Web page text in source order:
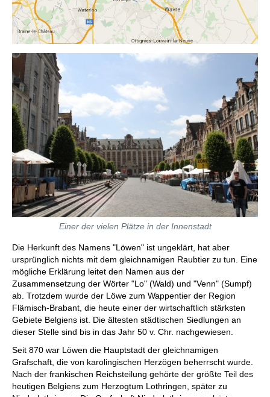
Einer der vielen Plätze in der Innenstadt
Die Herkunft des Namens "Löwen" ist ungeklärt, hat aber
ursprünglich nichts mit dem gleichnamigen Raubtier zu tun. Eine
mögliche Erklärung leitet den Namen aus der
Zusammensetzung der Wörter "Lo" (Wald) und "Venn" (Sumpf)
ab. Trotzdem wurde der Löwe zum Wappentier der Region
Flämisch-Brabant, die heute einer der wirtschaftlich stärksten
Gebiete Belgiens ist. Die ältesten städtischen Siedlungen an
dieser Stelle sind bis in das Jahr 50 v. Chr. nachgewiesen.
Seit 870 war Löwen die Hauptstadt der gleichnamigen
Grafschaft, die von karolingischen Herzögen beherrscht wurde.
Nach der frankischen Reichsteilung gehörte der größte Teil des
heutigen Belgiens zum Herzogtum Lothringen, später zu